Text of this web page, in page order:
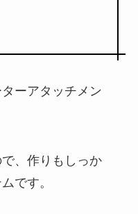
ーアタッチメン
、作りもしっか
です。